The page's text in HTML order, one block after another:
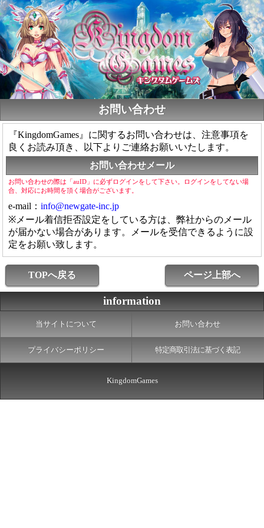
お問い合わせ
『KingdomGames』に関するお問い合わせは、注意事項を
良くお読み頂き、以下よりご連絡お願いいたします。
お問い合わせメール
お問い合わせの際は「auID」に必ずログインをして下さい。ログインをしてない場
合、対応にお時間を頂く場合がございます。
e-mail：info@newgate-inc.jp
※メール着信拒否設定をしている方は、弊社からのメール
が届かない場合があります。メールを受信できるように設
定をお願い致します。
TOPへ戻る ページ上部へ
information
当サイトについて お問い合わせ
プライバシーポリシー 特定商取引法に基づく表記
KingdomGames